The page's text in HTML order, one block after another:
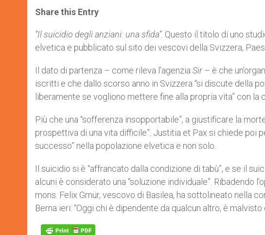
t
s
p
p
s
e
g
e
r
e
b
o
k
r
Share this Entry
“Il suicidio degli anziani: una sfida”. Questo il titolo di uno
elvetica e pubblicato sul sito dei vescovi della Svizzera,
Il dato di partenza – come rileva l’agenzia Sir– è che
iscritti e che dallo scorso anno in Svizzera “si discute della
liberamente se vogliono mettere fine alla propria vita” con la
Più che una “sofferenza insopportabile”, a giustificare la
prospettiva di una vita difficile”. Justitia et Pax si chiede poi
successo” nella popolazione elvetica e non solo.
Il suicidio si è “affrancato dalla condizione di tabù”, e se il
alcuni è considerato una “soluzione individuale”. Ribadendo
mons. Felix Gmür, vescovo di Basilea, ha sottolineato nella
Berna ieri: “Oggi chi è dipendente da qualcun altro, è